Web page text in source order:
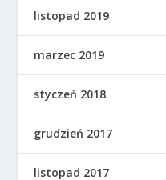
listopad 2019
marzec 2019
styczeń 2018
grudzień 2017
listopad 2017